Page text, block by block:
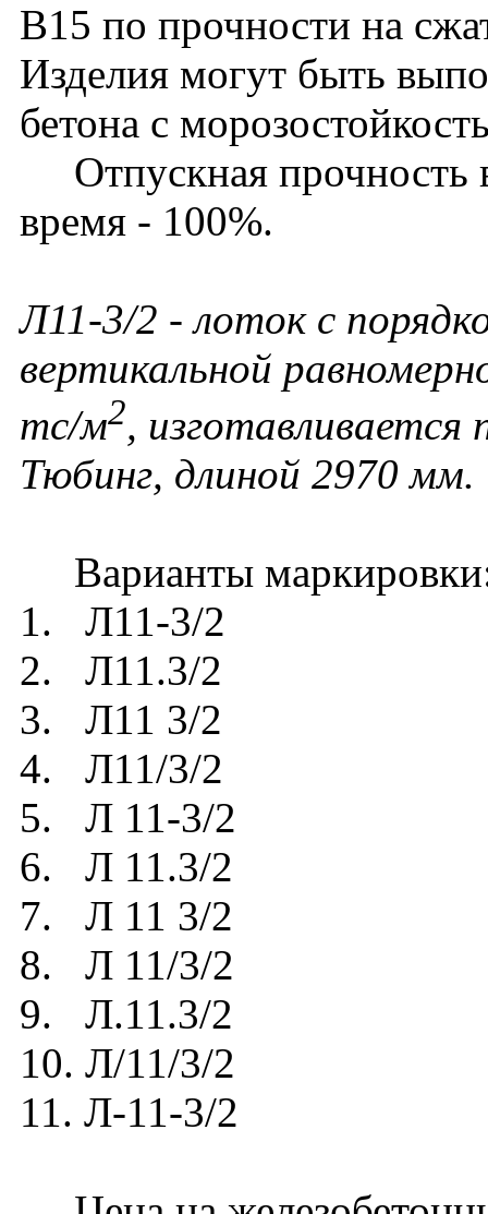
В15 по прочности на
Изделия могут быть
бетона с
Отпускная прочность
время - 100%.
Л11-3/2 - лоток с
вертикальной
тс/м2,
Тюбинг, длиной 2970 мм.
Варианты
1. Л11-3/2
2. Л11.3/2
3. Л11 3/2
4. Л11/3/2
5. Л 11-3/2
6. Л 11.3/2
7. Л 11 3/2
8. Л 11/3/2
9. Л.11.3/2
10. Л/11/3/2
11. Л-11-3/2